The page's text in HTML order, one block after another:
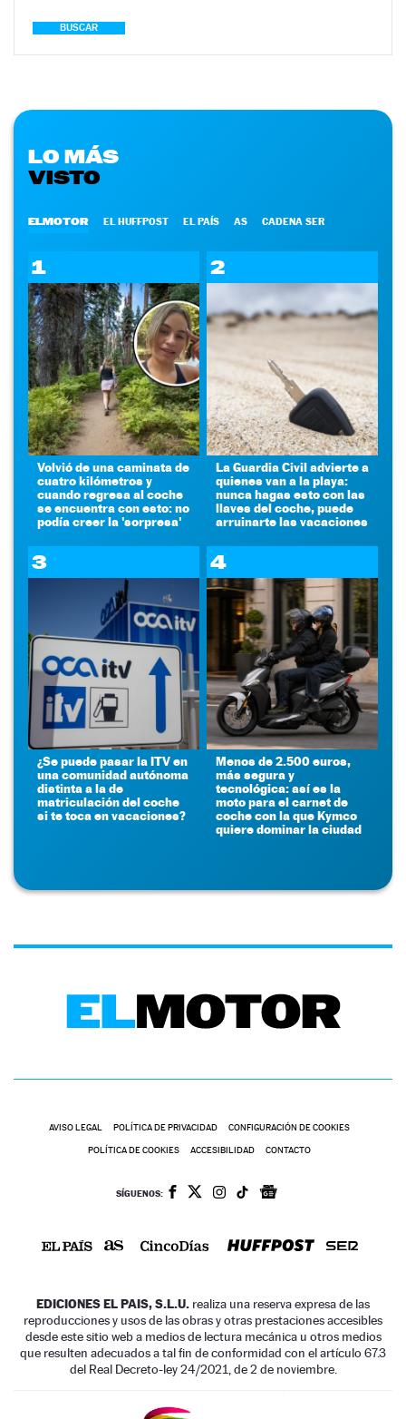
BUSCAR
LO MÁS
VISTO
ELMOTOR EL HUFFPOST EL PAÍS AS CADENA SER
1
Volvió de una caminata de
cuatro kilómetros y
cuando regresa al coche
se encuentra con esto: no
podía creer la 'sorpresa'
2
La Guardia Civil advierte a
quienes van a la playa:
nunca hagas esto con las
llaves del coche, puede
arruinarte las vacaciones
3
¿Se puede pasar la ITV en
una comunidad autónoma
distinta a la de
matriculación del coche
si te toca en vacaciones?
4
Menos de 2.500 euros,
más segura y
tecnológica: así es la
moto para el carnet de
coche con la que Kymco
quiere dominar la ciudad
AVISO LEGAL POLÍTICA DE PRIVACIDAD CONFIGURACIÓN DE COOKIES
POLÍTICA DE COOKIES ACCESIBILIDAD CONTACTO
SÍGUENOS:
EDICIONES EL PAIS, S.L.U. realiza una reserva expresa de las
reproducciones y usos de las obras y otras prestaciones accesibles
desde este sitio web a medios de lectura mecánica u otros medios
que resulten adecuados a tal fin de conformidad con el artículo 67.3
del Real Decreto-ley 24/2021, de 2 de noviembre.